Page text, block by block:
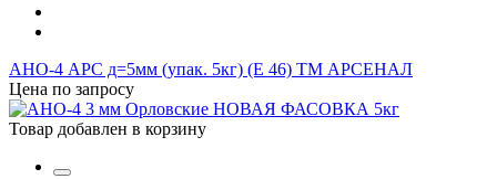
АНО-4 АРС д=5мм (упак. 5кг) (Е 46) ТМ АРСЕНАЛ
Цена по запросу
Товар добавлен в корзину